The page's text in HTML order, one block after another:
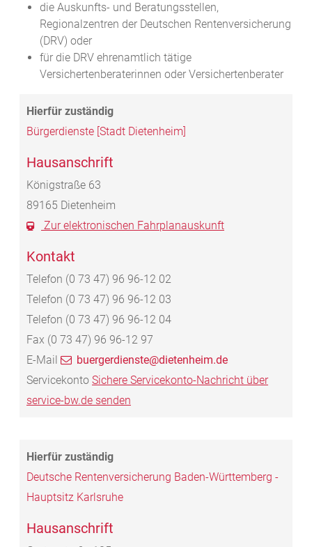
die Auskunfts- und Beratungsstellen,
Regionalzentren der Deutschen Rentenversicherung
(DRV) oder
für die DRV ehrenamtlich tätige
Versichertenberaterinnen oder Versichertenberater
Bürgerdienste [Stadt Dietenheim]
Hausanschrift
Königstraße 63
89165 Dietenheim
Zur elektronischen Fahrplanauskunft
Kontakt
Telefon (0 73 47) 96 96-12 02
Telefon (0 73 47) 96 96-12 03
Telefon (0 73 47) 96 96-12 04
Fax (0 73 47) 96 96-12 97
E-Mail
buergerdienste@dietenheim.de
Servicekonto Sichere Servicekonto-Nachricht über
service-bw.de senden
Deutsche Rentenversicherung Baden-Württemberg -
Hauptsitz Karlsruhe
Hausanschrift